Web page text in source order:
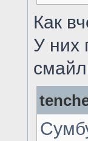
Как
У них